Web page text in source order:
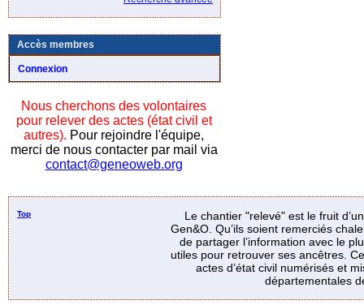
Accès membres
Connexion
Nous cherchons des volontaires
pour relever des actes (état civil et
autres). Pour rejoindre l'équipe,
merci de nous contacter par mail via
contact@geneoweb.org
Top
Le chantier "relevé" est le fruit
Gen&O. Qu’ils soient remerciés
de partager l’information avec le
utiles pour retrouver ses ancêtres.
actes d’état civil numérisés et
départementales